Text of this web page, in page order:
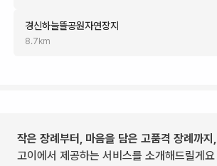
경신하늘뜰공원자연장지
8.7 km
작은 장례부터, 마음을 담은 고품격 장례까지,
고이에서 제공하는 서비스를 소개해드릴게요